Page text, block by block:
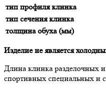
тип профиля клинка
тип сечения клинка
толщина обуха (мм)
Изделие не является
Длина клинка разделочных
спортивных специальных и